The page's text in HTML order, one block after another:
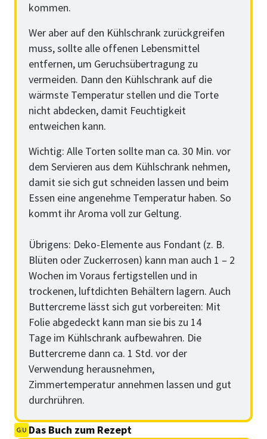
kommen.
Wer aber auf den Kühlschrank zurückgreifen
muss, sollte alle offenen Lebensmittel
entfernen, um Geruchsübertragung zu
vermeiden. Dann den Kühlschrank auf die
wärmste Temperatur stellen und die Torte
nicht abdecken, damit Feuchtigkeit
entweichen kann.
Wichtig: Alle Torten sollte man ca. 30 Min. vor
dem Servieren aus dem Kühlschrank nehmen,
damit sie sich gut schneiden lassen und beim
Essen eine angenehme Temperatur haben. So
kommt ihr Aroma voll zur Geltung.
Übrigens: Deko-Elemente aus Fondant (z. B.
Blüten oder Zuckerrosen) kann man auch 1 – 2
Wochen im Voraus fertigstellen und in
trockenen, luftdichten Behältern lagern. Auch
Buttercreme lässt sich gut vorbereiten: Mit
Folie abgedeckt kann man sie bis zu 14
Tage im Kühlschrank aufbewahren. Die
Buttercreme dann ca. 1 Std. vor der
Verwendung herausnehmen,
Zimmertemperatur annehmen lassen und gut
durchrühren.
Das Buch zum Rezept